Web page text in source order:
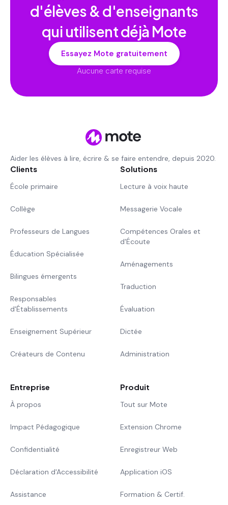
d'élèves & d'enseignants
qui utilisent déjà Mote
Essayez Mote gratuitement
Aucune carte requise
Aider les élèves à lire, écrire & se faire entendre, depuis 2020.
Clients
École primaire
Collège
Professeurs de Langues
Éducation Spécialisée
Bilingues émergents
Responsables
d'Établissements
Enseignement Supérieur
Créateurs de Contenu
Solutions
Lecture à voix haute
Messagerie Vocale
Compétences Orales et
d'Écoute
Aménagements
Traduction
Évaluation
Dictée
Administration
Entreprise
À propos
Impact Pédagogique
Confidentialité
Déclaration d'Accessibilité
Assistance
Produit
Tout sur Mote
Extension Chrome
Enregistreur Web
Application iOS
Formation & Certif.